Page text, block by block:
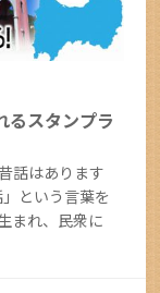
るスタンプラ
話はあります
という言葉を
まれ、民衆に